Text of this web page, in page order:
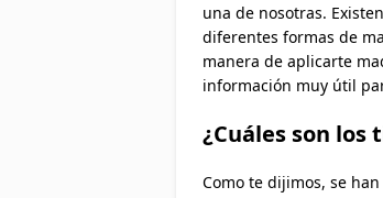
una de nosotras.
diferentes formas de
manera de aplicarte
información muy útil
¿Cuáles son los
Como te dijimos, se